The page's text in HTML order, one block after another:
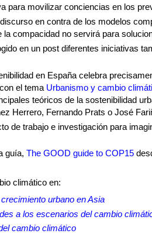
para movilizar conciencias en los
en contra de los modelos
la compacidad no servirá para
en un post diferentes iniciativas
en España celebra
el tema Urbanismo y cambio
teóricos de la sostenibilidad
Herrero, Fernando Prats o José
de trabajo e investigación para
guía, The GOOD guide to COP15
climático en:
urbano en Asia
a los escenarios del cambio
cambio climático